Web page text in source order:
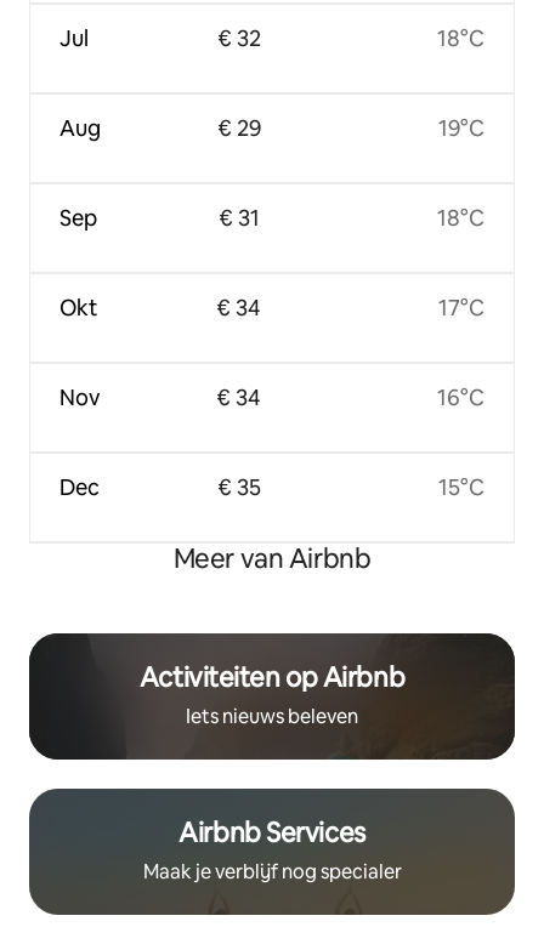
Jul
Aug
Sep
Okt
Nov
Dec
€ 32
€ 29
€ 31
€ 34
€ 34
€ 35
18°C
19°C
18°C
17°C
16°C
15°C
Meer van Airbnb
Activiteiten op Airbnb
Iets nieuws beleven
Airbnb Services
Maak je verblijf nog specialer